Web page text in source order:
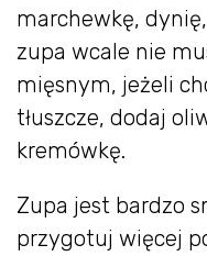
marchewkę,
zupa wcale nie
mięsnym, jeżeli
tłuszcze, dodaj
kremówkę.
Zupa jest bardzo
przygotuj więcej